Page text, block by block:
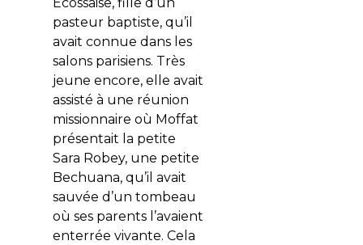
Écossaise, fille d’un
pasteur baptiste, qu’il
avait connue dans les
salons parisiens. Très
jeune encore, elle avait
assisté à une réunion
missionnaire où Moffat
présentait la petite
Sara Robey, une petite
Bechuana, qu’il avait
sauvée d’un tombeau
où ses parents l’avaient
enterrée vivante. Cela